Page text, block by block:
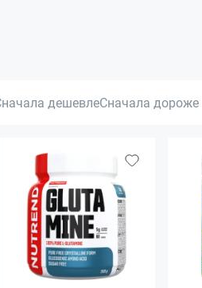
дешевлеСначала дороже